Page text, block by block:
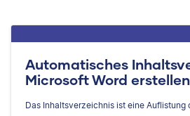
Automatisches
Microsoft Word erstellen
Das Inhaltsverzeichnis ist eine Auflistung